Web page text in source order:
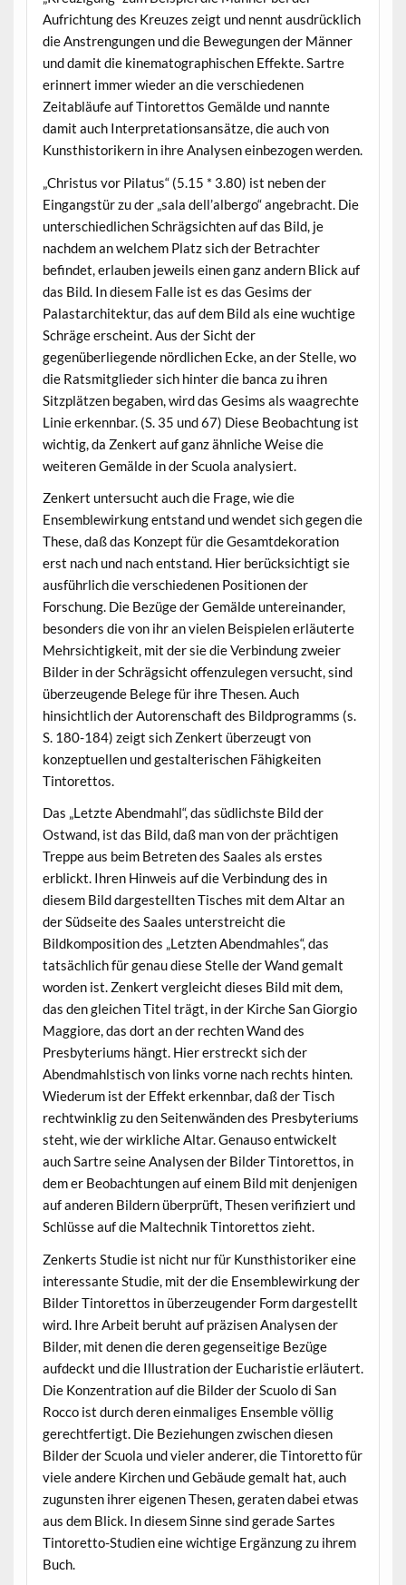
Aufrichtung des Kreuzes zeigt und nennt ausdrücklich
die Anstrengungen und die Bewegungen der Männer
und damit die kinematographischen Effekte. Sartre
erinnert immer wieder an die verschiedenen
Zeitabläufe auf Tintorettos Gemälde und nannte
damit auch Interpretationsansätze, die auch von
Kunsthistorikern in ihre Analysen einbezogen werden.
„Christus vor Pilatus“ (5.15 * 3.80) ist neben der
Eingangstür zu der „sala dell’albergo“ angebracht. Die
unterschiedlichen Schrägsichten auf das Bild, je
nachdem an welchem Platz sich der Betrachter
befindet, erlauben jeweils einen ganz andern Blick auf
das Bild. In diesem Falle ist es das Gesims der
Palastarchitektur, das auf dem Bild als eine wuchtige
Schräge erscheint. Aus der Sicht der
gegenüberliegende nördlichen Ecke, an der Stelle, wo
die Ratsmitglieder sich hinter die banca zu ihren
Sitzplätzen begaben, wird das Gesims als waagrechte
Linie erkennbar. (S. 35 und 67) Diese Beobachtung ist
wichtig, da Zenkert auf ganz ähnliche Weise die
weiteren Gemälde in der Scuola analysiert.
Zenkert untersucht auch die Frage, wie die
Ensemblewirkung entstand und wendet sich gegen die
These, daß das Konzept für die Gesamtdekoration
erst nach und nach entstand. Hier berücksichtigt sie
ausführlich die verschiedenen Positionen der
Forschung. Die Bezüge der Gemälde untereinander,
besonders die von ihr an vielen Beispielen erläuterte
Mehrsichtigkeit, mit der sie die Verbindung zweier
Bilder in der Schrägsicht offenzulegen versucht, sind
überzeugende Belege für ihre Thesen. Auch
hinsichtlich der Autorenschaft des Bildprogramms (s.
S. 180-184) zeigt sich Zenkert überzeugt von
konzeptuellen und gestalterischen Fähigkeiten
Tintorettos.
Das „Letzte Abendmahl“, das südlichste Bild der
Ostwand, ist das Bild, daß man von der prächtigen
Treppe aus beim Betreten des Saales als erstes
erblickt. Ihren Hinweis auf die Verbindung des in
diesem Bild dargestellten Tisches mit dem Altar an
der Südseite des Saales unterstreicht die
Bildkomposition des „Letzten Abendmahles“, das
tatsächlich für genau diese Stelle der Wand gemalt
worden ist. Zenkert vergleicht dieses Bild mit dem,
das den gleichen Titel trägt, in der Kirche San Giorgio
Maggiore, das dort an der rechten Wand des
Presbyteriums hängt. Hier erstreckt sich der
Abendmahlstisch von links vorne nach rechts hinten.
Wiederum ist der Effekt erkennbar, daß der Tisch
rechtwinklig zu den Seitenwänden des Presbyteriums
steht, wie der wirkliche Altar. Genauso entwickelt
auch Sartre seine Analysen der Bilder Tintorettos, in
dem er Beobachtungen auf einem Bild mit denjenigen
auf anderen Bildern überprüft, Thesen verifiziert und
Schlüsse auf die Maltechnik Tintorettos zieht.
Zenkerts Studie ist nicht nur für Kunsthistoriker eine
interessante Studie, mit der die Ensemblewirkung der
Bilder Tintorettos in überzeugender Form dargestellt
wird. Ihre Arbeit beruht auf präzisen Analysen der
Bilder, mit denen die deren gegenseitige Bezüge
aufdeckt und die Illustration der Eucharistie erläutert.
Die Konzentration auf die Bilder der Scuolo di San
Rocco ist durch deren einmaliges Ensemble völlig
gerechtfertigt. Die Beziehungen zwischen diesen
Bilder der Scuola und vieler anderer, die Tintoretto für
viele andere Kirchen und Gebäude gemalt hat, auch
zugunsten ihrer eigenen Thesen, geraten dabei etwas
aus dem Blick. In diesem Sinne sind gerade Sartes
Tintoretto-Studien eine wichtige Ergänzung zu ihrem
Buch.